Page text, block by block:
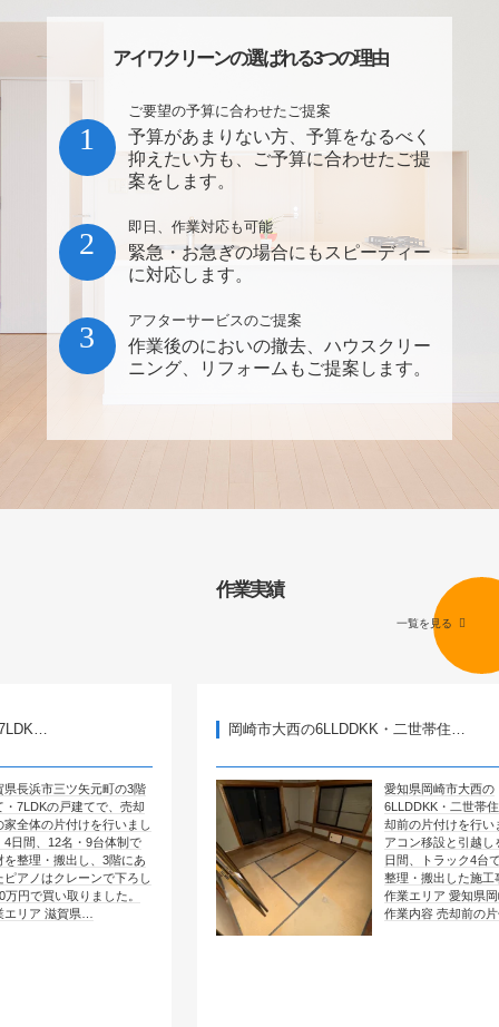
アイワクリーンの選ばれる3つの理由
ご要望の予算に合わせたご提案
予算があまりない方、予算をなるべく
抑えたい方も、ご予算に合わせたご提
案をします。
1
即日、作業対応も可能
緊急・お急ぎの場合にもスピーディー
に対応します。
2
アフターサービスのご提案
作業後のにおいの撤去、ハウスクリー
ニング、リフォームもご提案します。
3
作業実績
一覧を見る
矢元町の3階
建てで、売却
けを行いまし
・9台体制で
し、3階にあ
ーンで下ろし
りました。
県…
岡崎市大西の6LLDDKK・二世帯住…
愛知県岡崎市大西の
6LLDDKK・二世帯住宅で、売
却前の片付けを行いました。エ
アコン移設と引越しを含めて4
日間、トラック4台で全部屋を
整理・搬出した施工事例です。
作業エリア 愛知県岡崎市大西
作業内容 売却前の片付け …